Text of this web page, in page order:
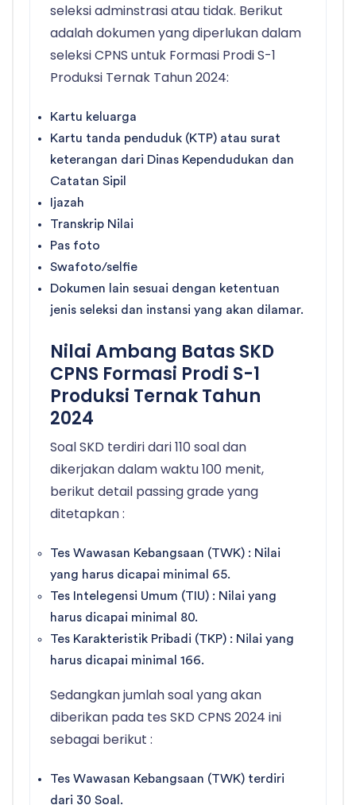
seleksi adminstrasi atau tidak. Berikut
adalah dokumen yang diperlukan dalam
seleksi CPNS untuk Formasi Prodi S-1
Produksi Ternak Tahun 2024:
Kartu keluarga
Kartu tanda penduduk (KTP) atau surat
keterangan dari Dinas Kependudukan dan
Catatan Sipil
Ijazah
Transkrip Nilai
Pas foto
Swafoto/selfie
Dokumen lain sesuai dengan ketentuan
jenis seleksi dan instansi yang akan dilamar.
Nilai Ambang Batas SKD
CPNS Formasi Prodi S-1
Produksi Ternak Tahun
2024
Soal SKD terdiri dari 110 soal dan
dikerjakan dalam waktu 100 menit,
berikut detail passing grade yang
ditetapkan :
Tes Wawasan Kebangsaan (TWK) : Nilai
yang harus dicapai minimal 65.
Tes Intelegensi Umum (TIU) : Nilai yang
harus dicapai minimal 80.
Tes Karakteristik Pribadi (TKP) : Nilai yang
harus dicapai minimal 166.
Sedangkan jumlah soal yang akan
diberikan pada tes SKD CPNS 2024 ini
sebagai berikut :
Tes Wawasan Kebangsaan (TWK) terdiri
dari 30 Soal.